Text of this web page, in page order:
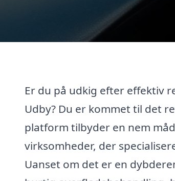
Er du på udkig efter effektiv
Udby? Du er kommet til det
platform tilbyder en nem
virksomheder, der
Uanset om det er en